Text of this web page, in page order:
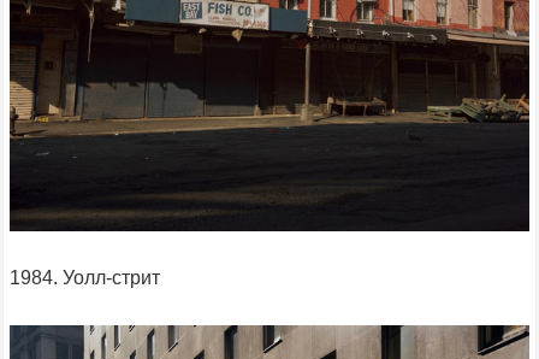
1984. Уолл-стрит